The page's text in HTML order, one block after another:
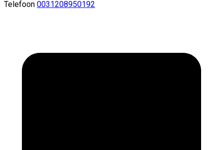
Telefoon 0031208950192